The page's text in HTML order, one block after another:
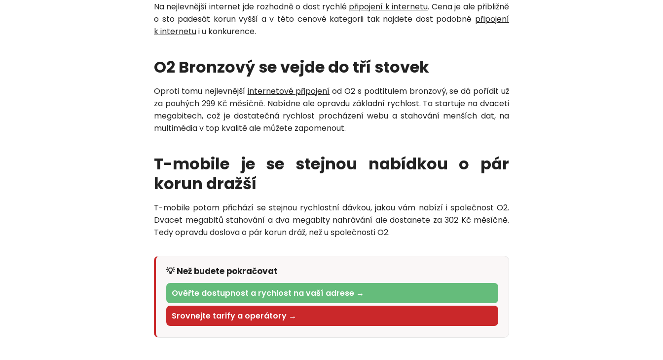
Na nejlevnější internet jde rozhodně o dost rychlé připojení k internetu. Cena je ale přibližně
o sto padesát korun vyšší a v této cenové kategorii tak najdete dost podobné připojení
k internetui u konkurence.
O2 Bronzový se vejde do tří stovek
Oproti tomu nejlevnější internetové připojení od O2 s podtitulem bronzový, se dá pořídit už
za pouhých 299 Kč měsíčně. Nabídne ale opravdu základní rychlost. Ta startuje na dvaceti
megabitech, což je dostatečná rychlost procházení webu a stahování menších dat, na
multimédia v top kvalitě ale můžete zapomenout.
T-mobile je se stejnou nabídkou o pár
korun dražší
T-mobile potom přichází se stejnou rychlostní dávkou, jakou vám nabízí i společnost O2.
Dvacet megabitů stahování a dva megabity nahrávání ale dostanete za 302 Kč měsíčně.
Tedy opravdu doslova o pár korun dráž, než u společnosti O2.
💡 Než budete pokračovat
Ověřte dostupnost a rychlost na vaší adrese →
Srovnejte tarify a operátory →